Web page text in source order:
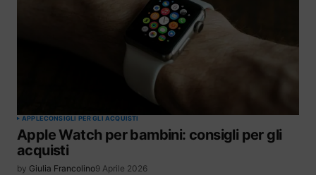
APPLECONSIGLI PER GLI ACQUISTI
Apple Watch per bambini: consigli per gli
acquisti
by Giulia Francolino9 Aprile 2026